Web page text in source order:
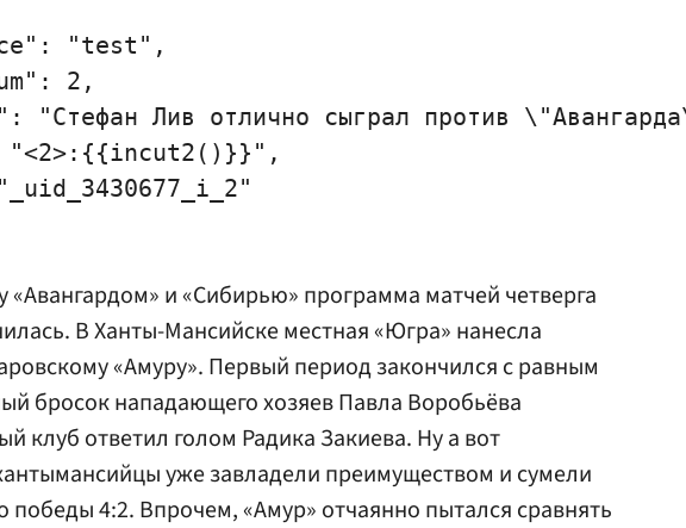
"test",
2,
"Стефан Лив отлично сыграл против
«Авангардом» и «Сибирью» программа матчей четверга
В Ханты-Мансийске местная «Югра» нанесла
«Амуру». Первый период закончился с равным
бросок нападающего хозяевПавла Воробьёва
клуб ответил голом Радика Закиева. Ну а вот
уже завладели преимуществом и сумели
победы 4:2. Впрочем, «Амур» отчаянно пытался сравнять